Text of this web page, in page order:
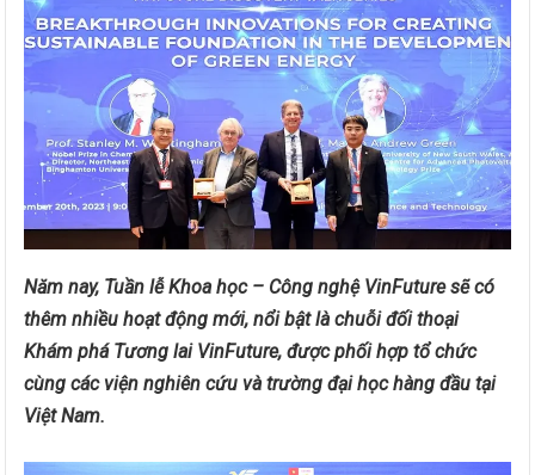
Năm nay, Tuần lễ Khoa học – Công nghệ VinFuture sẽ có
thêm nhiều hoạt động mới, nổi bật là chuỗi đối thoại
Khám phá Tương lai VinFuture, được phối hợp tổ chức
cùng các viện nghiên cứu và trường đại học hàng đầu tại
Việt Nam.